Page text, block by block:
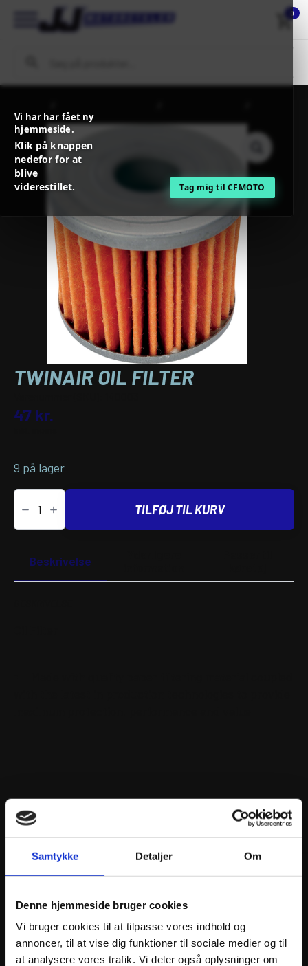
Samtykke Detaljer Om
Denne hjemmeside bruger cookies
Vi bruger cookies til at tilpasse vores indhold og
annoncer, til at vise dig funktioner til sociale medier og til
at analysere vores trafik. Vi deler også oplysninger om
Vi har har fået ny
hjemmeside.
Klik på knappen
nedefor for at
blive
viderestillet.
Tag mig til CFMOTO
0
OIL FILTER
TWINAIR OIL FILTER
47 kr.
9 på lager
TwinAir
FILTER
antal
TILFØJ TIL KURV
Beskrivelse
ANDRE INTERESSANTE VARER